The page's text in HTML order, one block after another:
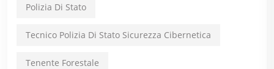
Polizia Di Stato
Tecnico Polizia Di Stato Sicurezza Cibernetica
Tenente Forestale